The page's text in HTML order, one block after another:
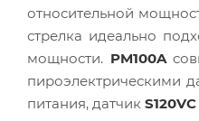
относительной
стрелка идеально
мощности. PM100A
пироэлектрическими
питания, датчик S120VC